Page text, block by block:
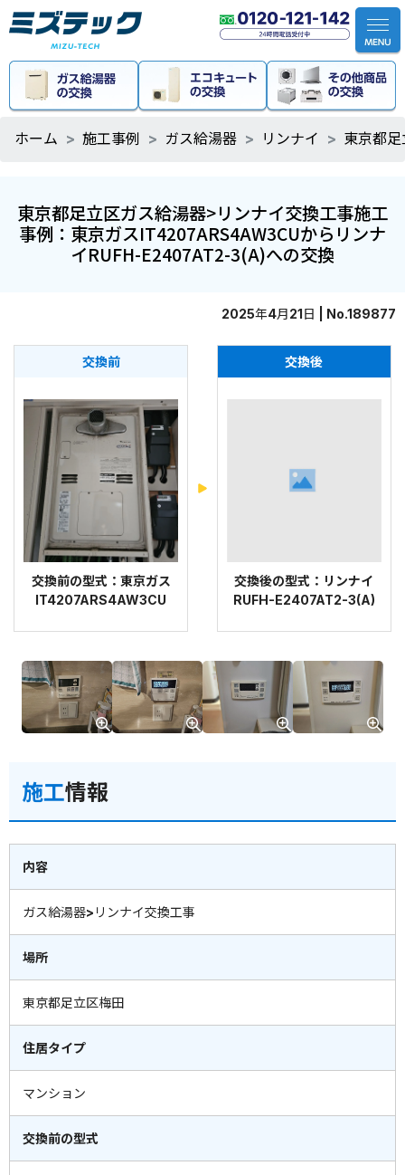
ホーム 施工事例 ガス給湯器 リンナイ 東京都
東京都足立区ガス給湯器>リンナイ交換工事施工
事例：東京ガスIT4207ARS4AW3CUからリンナ
イRUFH-E2407AT2-3(A)への交換
2025年4月21日 | No.189877
交換前
交換前の型式：東京ガス
IT4207ARS4AW3CU
交換後
交換後の型式：リンナイ
RUFH-E2407AT2-3(A)
施工情報
内容
ガス給湯器>リンナイ交換工事
場所
東京都足立区梅田
住居タイプ
マンション
交換前の型式